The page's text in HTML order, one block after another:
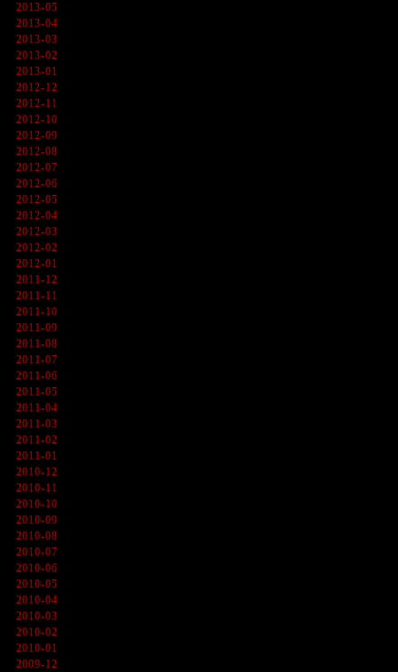
2013-05
2013-04
2013-03
2013-02
2013-01
2012-12
2012-11
2012-10
2012-09
2012-08
2012-07
2012-06
2012-05
2012-04
2012-03
2012-02
2012-01
2011-12
2011-11
2011-10
2011-09
2011-08
2011-07
2011-06
2011-05
2011-04
2011-03
2011-02
2011-01
2010-12
2010-11
2010-10
2010-09
2010-08
2010-07
2010-06
2010-05
2010-04
2010-03
2010-02
2010-01
2009-12